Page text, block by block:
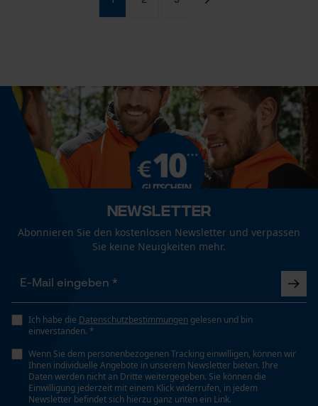
Newsletter
Abonnieren Sie den kostenlosen Newsletter und verpassen
Sie keine Neuigkeiten mehr.
Ich habe die Datenschutzbestimmungen gelesen und bin
einverstanden. *
Wenn Sie dem personenbezogenen Tracking einwilligen, können wir
Ihnen individuelle Angebote in unserem Newsletter bieten. Ihre
Daten werden nicht an Dritte weitergegeben. Sie können die
Einwilligung jederzeit mit einem Klick widerrufen, in jedem
Newsletter befindet sich hierzu ganz unten ein Link.